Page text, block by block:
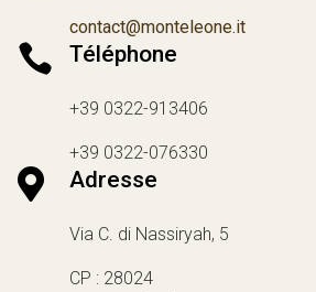
contact@monteleone.it
 Téléphone
+39 0322-913406
+39 0322-076330
 Adresse
Via C. di Nassiryah, 5
CP : 28024